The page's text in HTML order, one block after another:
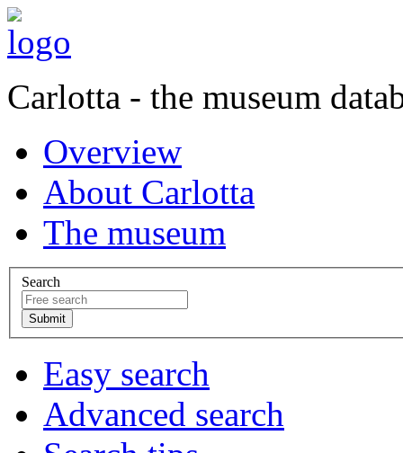
Carlotta - the museum
Overview
About Carlotta
The museum
Search
Easy search
Advanced search